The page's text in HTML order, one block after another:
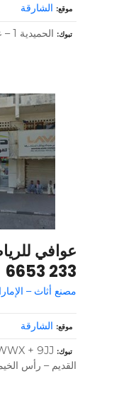
موقع الشارقة
تبوك الحميدية 1 – عجمان – الإمارات العربية المتحدة – –
233 6653
مصنع أثاث –
موقع الشارقة
تبوك
القديم – رأس